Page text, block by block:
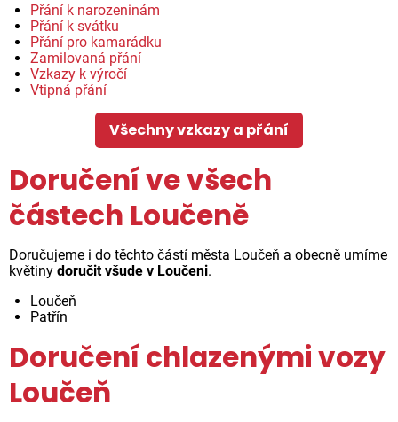
Přání k narozeninám
Přání k svátku
Přání pro kamarádku
Zamilovaná přání
Vzkazy k výročí
Vtipná přání
Všechny vzkazy a přání
Doručení ve všech
částech Loučeně
Doručujeme i do těchto částí města Loučeň a obecně umíme
květiny doručit všude v Loučeni.
Loučeň
Patřín
Doručení chlazenými vozy
Loučeň